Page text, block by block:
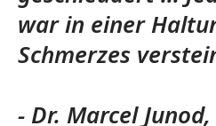
war in einer
Schmerzes
- Dr. Marcel Junod,